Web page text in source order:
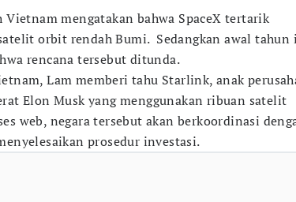
mengatakan bahwa SpaceX tertarik
orbit rendah Bumi. Sedangkan awal tahun
rencana tersebut ditunda.
Lam memberi tahu Starlink, anak
Elon Musk yang menggunakan ribuan satelit
web, negara tersebut akan berkoordinasi
prosedur investasi.